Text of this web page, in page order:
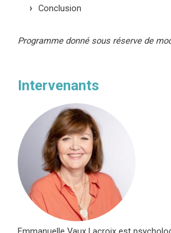
Conclusion
Programme donné sous réserve de
Intervenants